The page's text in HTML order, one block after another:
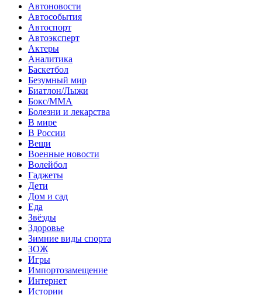
Автоновости
Автособытия
Автоспорт
Автоэксперт
Актеры
Аналитика
Баскетбол
Безумный мир
Биатлон/Лыжи
Бокс/MMA
Болезни и лекарства
В мире
В России
Вещи
Военные новости
Волейбол
Гаджеты
Дети
Дом и сад
Еда
Звёзды
Здоровье
Зимние виды спорта
ЗОЖ
Игры
Импортозамещение
Интернет
Истории